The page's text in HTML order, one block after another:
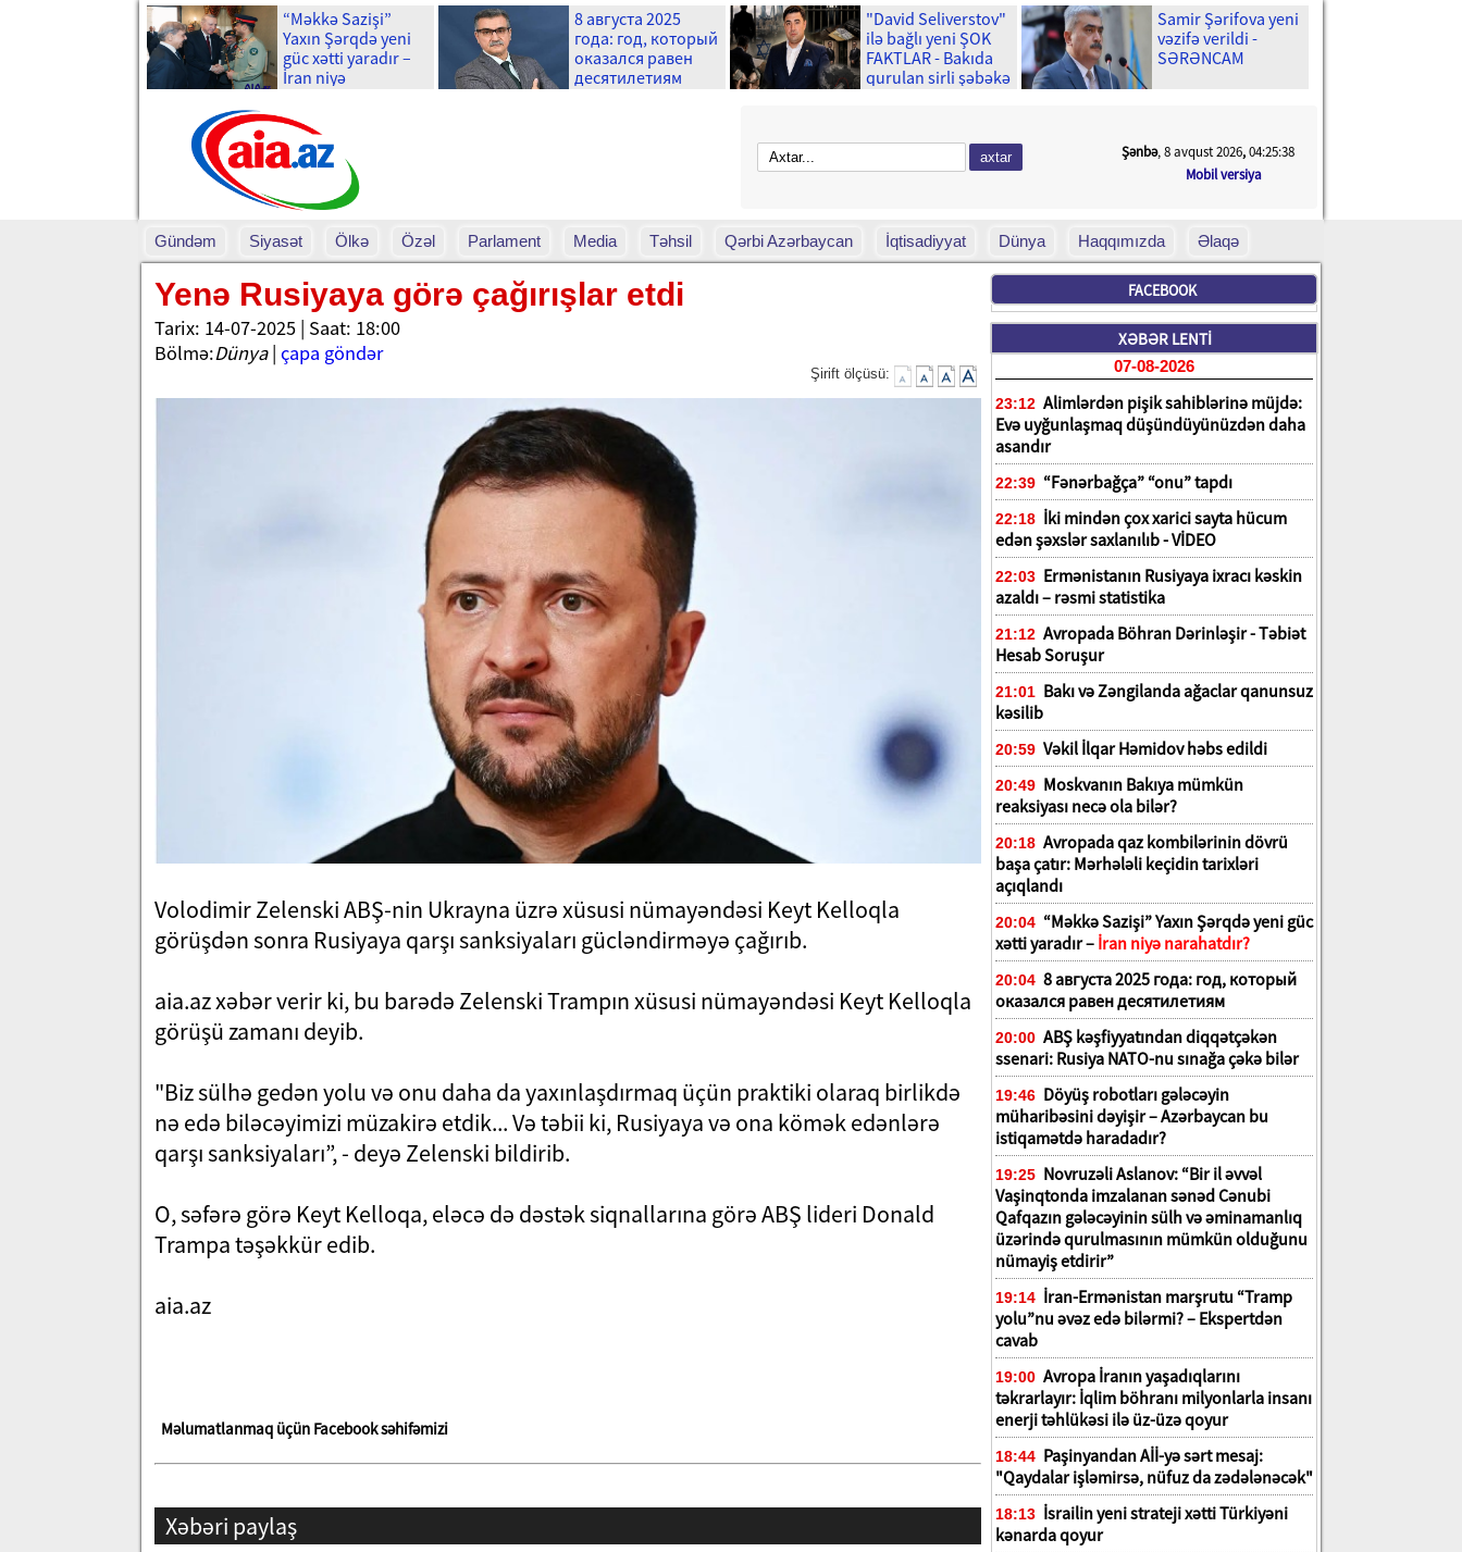
“Məkkə Sazişi”
Yaxın Şərqdə yeni
güc xətti yaradır –
İran niyə
8 августа 2025
года: год, который
оказался равен
десятилетиям
"David Seliverstov"
ilə bağlı yeni ŞOK
FAKTLAR - Bakıda
qurulan sirli şəbəkə
Samir Şərifova yeni
vəzifə verildi -
SƏRƏNCAM
Mobil versiya
Şənbə, 8 avqust 2026,04:25:40
Gündəm Siyasət Ölkə Özəl Parlament Media Təhsil Qərbi Azərbaycan İqtisadiyyat Dünya Haqqımızda Əlaqə
Yenə Rusiyaya görə çağırışlar etdi
Tarix: 14-07-2025 | Saat: 18:00
Bölmə:Dünya| çapa göndər
Şirift ölçüsü:
Volodimir Zelenski ABŞ-nin Ukrayna üzrə xüsusi nümayəndəsi Keyt Kelloqla
görüşdən sonra Rusiyaya qarşı sanksiyaları gücləndirməyə çağırıb.
aia.az xəbər verir ki, bu barədə Zelenski Trampın xüsusi nümayəndəsi Keyt Kelloqla
görüşü zamanı deyib.
"Biz sülhə gedən yolu və onu daha da yaxınlaşdırmaq üçün praktiki olaraq birlikdə
nə edə biləcəyimizi müzakirə etdik... Və təbii ki, Rusiyaya və ona kömək edənlərə
qarşı sanksiyaları”, - deyə Zelenski bildirib.
O, səfərə görə Keyt Kelloqa, eləcə də dəstək siqnallarına görə ABŞ lideri Donald
Trampa təşəkkür edib.
aia.az
Məlumatlanmaq üçün Facebook səhifəmizi
Xəbəri paylaş
FACEBOOK
XƏBƏR LENTİ
07-08-2026
23:12 Alimlərdən pişik sahiblərinə müjdə:
Evə uyğunlaşmaq düşündüyünüzdən daha
asandır
22:39 “Fənərbağça” “onu” tapdı
22:18 İki mindən çox xarici sayta hücum
edən şəxslər saxlanılıb - VİDEO
22:03 Ermənistanın Rusiyaya ixracı kəskin
azaldı – rəsmi statistika
21:12 Avropada Böhran Dərinləşir - Təbiət
Hesab Soruşur
21:01 Bakı və Zəngilanda ağaclar qanunsuz
kəsilib
20:59 Vəkil İlqar Həmidov həbs edildi
20:49 Moskvanın Bakıya mümkün
reaksiyası necə ola bilər?
20:18 Avropada qaz kombilərinin dövrü
başa çatır: Mərhələli keçidin tarixləri
açıqlandı
20:04 “Məkkə Sazişi” Yaxın Şərqdə yeni güc
xətti yaradır – İran niyə narahatdır?
20:04 8 августа 2025 года: год, который
оказался равен десятилетиям
20:00 ABŞ kəşfiyyatından diqqətçəkən
ssenari: Rusiya NATO-nu sınağa çəkə bilər
19:46 Döyüş robotları gələcəyin
müharibəsini dəyişir – Azərbaycan bu
istiqamətdə haradadır?
19:25 Novruzəli Aslanov: “Bir il əvvəl
Vaşinqtonda imzalanan sənəd Cənubi
Qafqazın gələcəyinin sülh və əminamanlıq
üzərində qurulmasının mümkün olduğunu
nümayiş etdirir”
19:14 İran-Ermənistan marşrutu “Tramp
yolu”nu əvəz edə bilərmi? – Ekspertdən
cavab
19:00 Avropa İranın yaşadıqlarını
təkrarlayır: İqlim böhranı milyonlarla insanı
enerji təhlükəsi ilə üz-üzə qoyur
18:44 Paşinyandan Aİİ-yə sərt mesaj:
"Qaydalar işləmirsə, nüfuz da zədələnəcək"
18:13 İsrailin yeni strateji xətti Türkiyəni
kənarda qoyur